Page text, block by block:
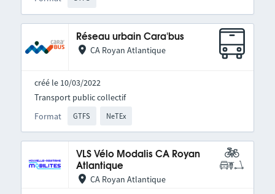
Réseau urbain Cara'bus
CA Royan Atlantique
créé le 10/03/2022
Format GTFS NeTEx
Transport public collectif
VLS Vélo Modalis CA Royan
Atlantique
CA Royan Atlantique